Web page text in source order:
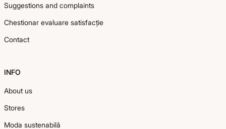
Suggestions and complaints
Chestionar evaluare satisfacție
Contact
INFO
About us
Stores
Moda sustenabilă